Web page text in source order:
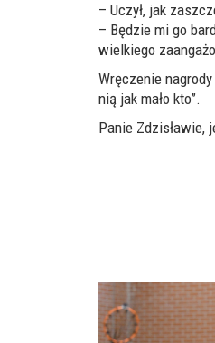
– Uczył, jak
– Będzie mi go
wielkiego
Wręczenie
nią jak mało kto”.
Panie Zdzisławie,